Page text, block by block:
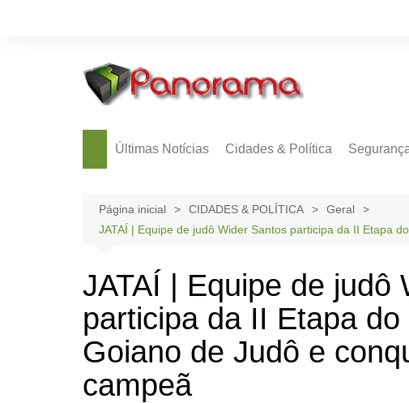
Últimas Notícias Cidades & Política
Página inicial CIDADES & POLÍTICA
Geral
JATAÍ | Equipe de judô Wider Santos participa da II Etapa
JATAÍ | Equipe de judô
participa da II Etapa
Goiano de Judô e
campeã